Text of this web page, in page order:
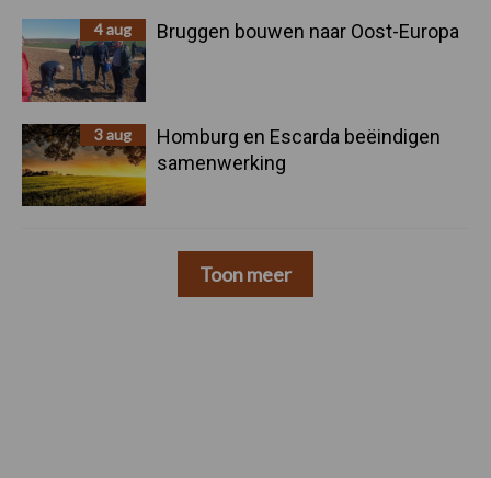
4 aug Bruggen bouwen naar Oost-Europa
3 aug
Homburg en Escarda beëindigen
samenwerking
Toon meer